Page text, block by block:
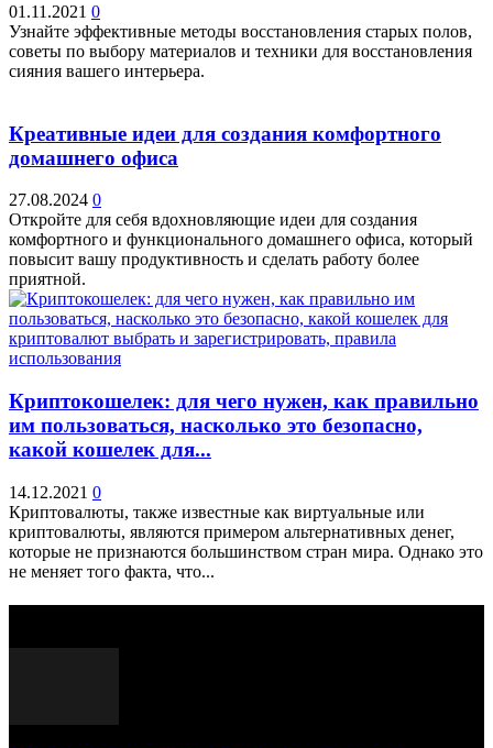
01.11.2021 0
Узнайте эффективные методы восстановления старых полов,
советы по выбору материалов и техники для восстановления
сияния вашего интерьера.
Креативные идеи для создания комфортного
домашнего офиса
27.08.2024 0
Откройте для себя вдохновляющие идеи для создания
комфортного и функционального домашнего офиса, который
повысит вашу продуктивность и сделать работу более
приятной.
Криптокошелек: для чего нужен, как правильно
им пользоваться, насколько это безопасно,
какой кошелек для...
14.12.2021 0
Криптовалюты, также известные как виртуальные или
криптовалюты, являются примером альтернативных денег,
которые не признаются большинством стран мира. Однако это
не меняет того факта, что...